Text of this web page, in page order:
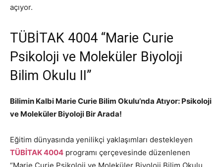
açıyor.
TÜBİTAK 4004 “Marie Curie
Psikoloji ve Moleküler Biyoloji
Bilim Okulu II”
Bilimin Kalbi Marie Curie Bilim Okulu’nda Atıyor: Psikoloji
ve Moleküler Biyoloji Bir Arada!
Eğitim dünyasında yenilikçi yaklaşımları destekleyen
TÜBİTAK 4004 programı çerçevesinde düzenlenen